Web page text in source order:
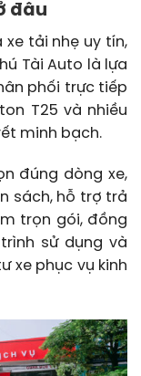
đâu
tải nhẹ uy tín,
Tài Auto là lựa
phối trực tiếp
T25 và nhiều
minh bạch.
đúng dòng xe,
sách, hỗ trợ trả
trọn gói, đồng
sử dụng và
xe phục vụ kinh